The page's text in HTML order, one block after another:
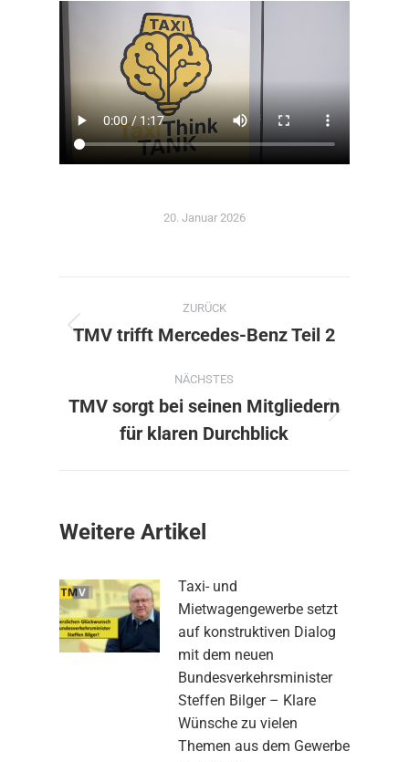
20. Januar 2026
ZURÜCK
TMV trifft Mercedes-Benz Teil 2
NÄCHSTES
TMV sorgt bei seinen Mitgliedern
für klaren Durchblick
Weitere Artikel
Taxi- und
Mietwagengewerbe setzt
auf konstruktiven Dialog
mit dem neuen
Bundesverkehrsminister
Steffen Bilger – Klare
Wünsche zu vielen
Themen aus dem Gewerbe